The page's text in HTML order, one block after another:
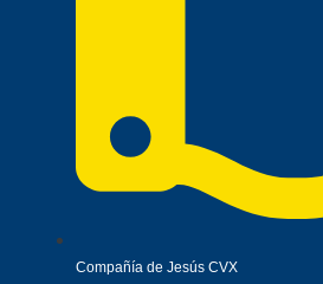
Compañía de Jesús CVX